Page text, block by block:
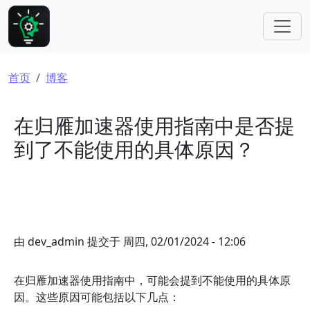
跳转到主要内容
面包屑
首页 博客
在归雁加速器使用指南中是否提
到了不能使用的具体原因？
由 dev_admin 提交于 周四, 02/01/2024 - 12:06
在归雁加速器使用指南中，可能会提到不能使用的具体原
因。这些原因可能包括以下几点：